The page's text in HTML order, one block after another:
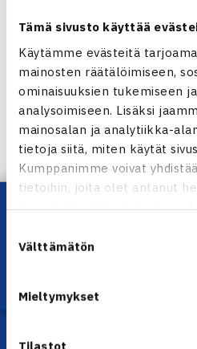
Tämä sivusto käyttää
Käytämme evästeitä
mainosten räätälöimiseen,
ominaisuuksien tukemiseen
analysoimiseen. Lisäksi
mainosalan ja analytiikka-
tietoja siitä, miten käytät
Kumppanimme voivat
tietoihin, joita olet antanut
kun olet käyttänyt heidän
valinta
Välttämätön
Mieltymykset
← Edellinen
Lataa OmaTennis!